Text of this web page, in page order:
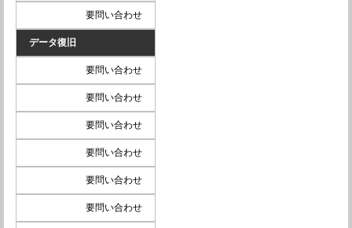
要問い合わせ
データ復旧
要問い合わせ
要問い合わせ
要問い合わせ
要問い合わせ
要問い合わせ
要問い合わせ